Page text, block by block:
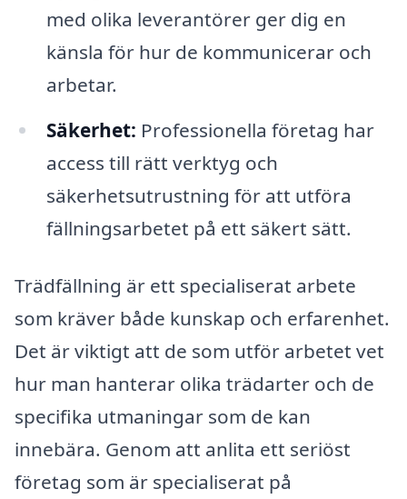
med olika leverantörer ger dig en
känsla för hur de kommunicerar och
arbetar.
Säkerhet: Professionella företag har
access till rätt verktyg och
säkerhetsutrustning för att utföra
fällningsarbetet på ett säkert sätt.
Trädfällning är ett specialiserat arbete
som kräver både kunskap och erfarenhet.
Det är viktigt att de som utför arbetet vet
hur man hanterar olika trädarter och de
specifika utmaningar som de kan
innebära. Genom att anlita ett seriöst
företag som är specialiserat på